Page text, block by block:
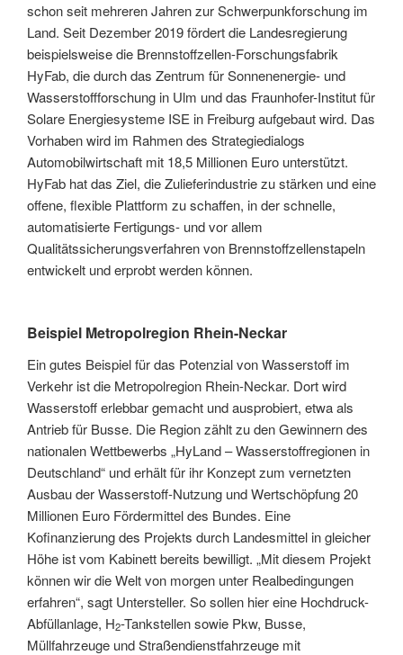
schon seit mehreren Jahren zur Schwerpunkforschung im
Land. Seit Dezember 2019 fördert die Landesregierung
beispielsweise die Brennstoffzellen-Forschungsfabrik
HyFab, die durch das Zentrum für Sonnenenergie- und
Wasserstoffforschung in Ulm und das Fraunhofer-Institut für
Solare Energiesysteme ISE in Freiburg aufgebaut wird. Das
Vorhaben wird im Rahmen des Strategiedialogs
Automobilwirtschaft mit 18,5 Millionen Euro unterstützt.
HyFab hat das Ziel, die Zulieferindustrie zu stärken und eine
offene, flexible Plattform zu schaffen, in der schnelle,
automatisierte Fertigungs- und vor allem
Qualitätssicherungsverfahren von Brennstoffzellenstapeln
entwickelt und erprobt werden können.
Beispiel Metropolregion Rhein-Neckar
Ein gutes Beispiel für das Potenzial von Wasserstoff im
Verkehr ist die Metropolregion Rhein-Neckar. Dort wird
Wasserstoff erlebbar gemacht und ausprobiert, etwa als
Antrieb für Busse. Die Region zählt zu den Gewinnern des
nationalen Wettbewerbs „HyLand – Wasserstoffregionen in
Deutschland“ und erhält für ihr Konzept zum vernetzten
Ausbau der Wasserstoff-Nutzung und Wertschöpfung 20
Millionen Euro Fördermittel des Bundes. Eine
Kofinanzierung des Projekts durch Landesmittel in gleicher
Höhe ist vom Kabinett bereits bewilligt. „Mit diesem Projekt
können wir die Welt von morgen unter Realbedingungen
erfahren“, sagt Untersteller. So sollen hier eine Hochdruck-
Abfüllanlage, H2-Tankstellen sowie Pkw, Busse,
Müllfahrzeuge und Straßendienstfahrzeuge mit